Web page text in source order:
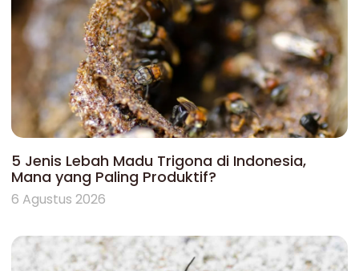
5 Jenis Lebah Madu Trigona di Indonesia,
Mana yang Paling Produktif?
6 Agustus 2026